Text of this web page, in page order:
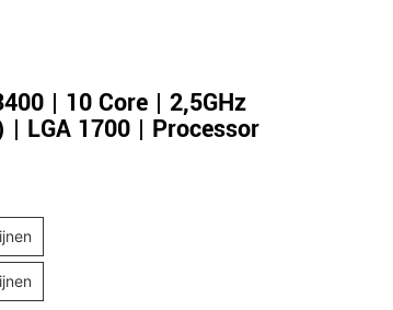
| 10 Core | 2,5GHz
| LGA 1700 | Processor